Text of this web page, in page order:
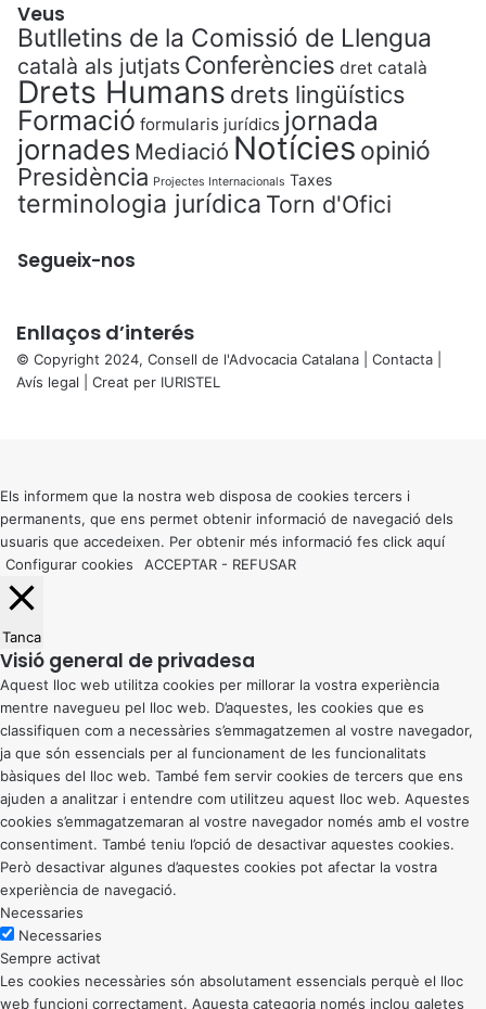
Veus
Butlletins de la Comissió de Llengua
català als jutjats Conferències dret català
Drets Humans drets lingüístics
Formació formularis jurídics jornada
jornades Mediació Notícies opinió
Presidència Projectes Internacionals Taxes
terminologia jurídica Torn d'Ofici
Segueix-nos
Enllaços d’interés
© Copyright 2024, Consell de l'Advocacia Catalana | Contacta
Avís legal | Creat per IURISTEL
button
Els informem que la nostra web disposa de cookies tercers i
permanents, que ens permet obtenir informació de navegació dels
usuaris que accedeixen. Per obtenir més informació fes click aquí
Configurar cookies
ACCEPTAR - REFUSAR
Tanca
Visió general de privadesa
Aquest lloc web utilitza cookies per millorar la vostra experiència
mentre navegueu pel lloc web. D’aquestes, les cookies que es
classifiquen com a necessàries s’emmagatzemen al vostre navegador,
ja que són essencials per al funcionament de les funcionalitats
bàsiques del lloc web. També fem servir cookies de tercers que ens
ajuden a analitzar i entendre com utilitzeu aquest lloc web. Aquestes
cookies s’emmagatzemaran al vostre navegador només amb el vostre
consentiment. També teniu l’opció de desactivar aquestes cookies.
Però desactivar algunes d’aquestes cookies pot afectar la vostra
experiència de navegació.
Necessaries
Necessaries
Sempre activat
Les cookies necessàries són absolutament essencials perquè el lloc
web funcioni correctament. Aquesta categoria només inclou galetes